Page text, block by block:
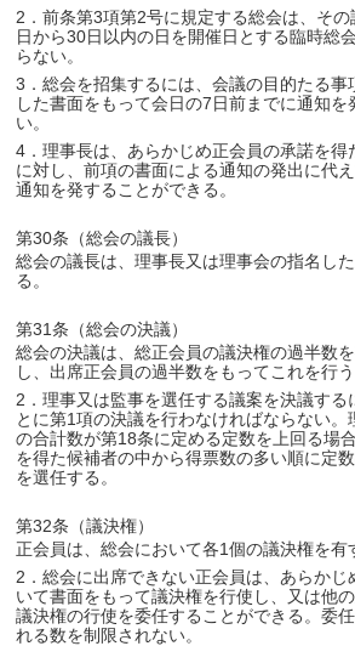
2．前条第3項第2号に規定する総会は、そ
日から30日以内の日を開催日とする臨時総
らない。
3．総会を招集するには、会議の目的たる事
した書面をもって会日の7日前までに通知を
い。
4．理事長は、あらかじめ正会員の承諾を得
に対し、前項の書面による通知の発出に代
通知を発することができる。
第30条（総会の議長）
総会の議長は、理事長又は理事会の指名し
る。
第31条（総会の決議）
総会の決議は、総正会員の議決権の過半数
し、出席正会員の過半数をもってこれを行う
2．理事又は監事を選任する議案を決議する
とに第1項の決議を行わなければならない
の合計数が第18条に定める定数を上回る場
を得た候補者の中から得票数の多い順に定
を選任する。
第32条（議決権）
正会員は、総会において各1個の議決権を有
2．総会に出席できない正会員は、あらかじ
いて書面をもって議決権を行使し、又は他
議決権の行使を委任することができる。委
れる数を制限されない。